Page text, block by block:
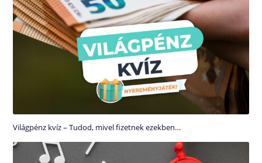
Világpénz kvíz – Tudod, mivel fizetnek ezekben…